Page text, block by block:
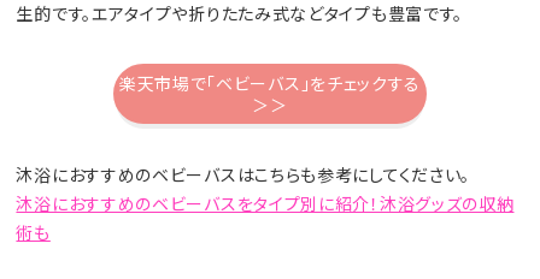
生的です。エアタイプや折りたたみ式などタイプも豊富です。
楽天市場で「ベビーバス」をチェックする
＞＞
沐浴におすすめのベビーバスはこちらも参考にしてください。
沐浴におすすめのベビーバスをタイプ別に紹介！沐浴グッズの収納
術も